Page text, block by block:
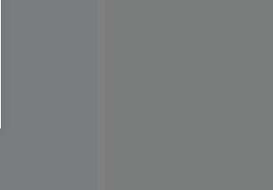
formulario, usted acepta nuestros
de Cupshe en cualquier momento del
y ofertas adaptados a su perfil.